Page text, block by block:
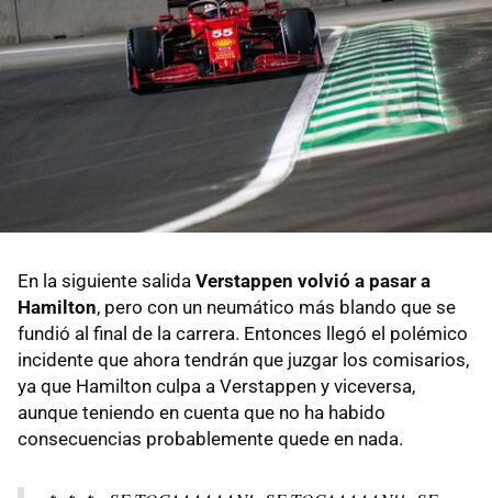
En la siguiente salida Verstappen volvió a pasar a
Hamilton, pero con un neumático más blando que se
fundió al final de la carrera. Entonces llegó el polémico
incidente que ahora tendrán que juzgar los comisarios,
ya que Hamilton culpa a Verstappen y viceversa,
aunque teniendo en cuenta que no ha habido
consecuencias probablemente quede en nada.